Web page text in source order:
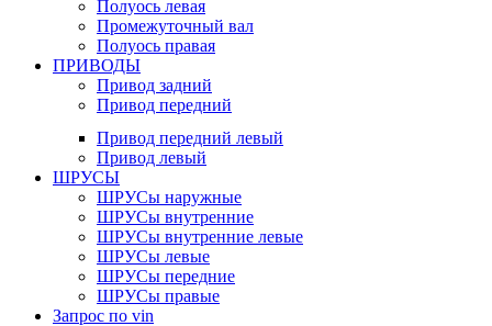
Полуось левая
Промежуточный вал
Полуось правая
ПРИВОДЫ
Привод задний
Привод передний
Привод передний левый
Привод левый
ШРУСЫ
ШРУСы наружные
ШРУСы внутренние
ШРУСы внутренние левые
ШРУСы левые
ШРУСы передние
ШРУСы правые
Запрос по vin